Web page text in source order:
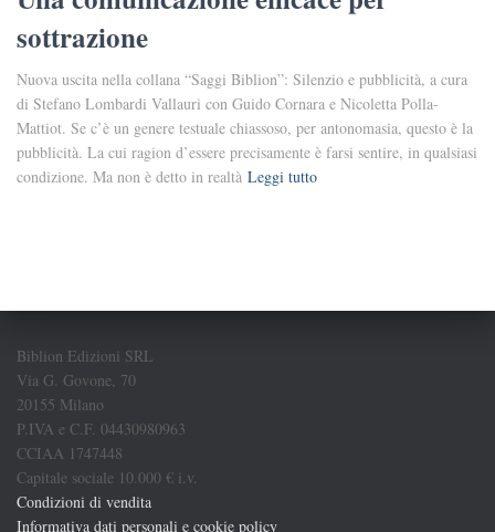
sottrazione
Nuova uscita nella collana “Saggi Biblion”: Silenzio e pubblicità, a cura
di Stefano Lombardi Vallauri con Guido Cornara e Nicoletta Polla-
Mattiot. Se c’è un genere testuale chiassoso, per antonomasia, questo è la
pubblicità. La cui ragion d’essere precisamente è farsi sentire, in qualsiasi
condizione. Ma non è detto in realtà Leggi tutto
Biblion Edizioni SRL
Via G. Govone, 70
20155 Milano
P.IVA e C.F. 04430980963
CCIAA 1747448
Capitale sociale 10.000 € i.v.
Condizioni di vendita
Informativa dati personali e cookie policy